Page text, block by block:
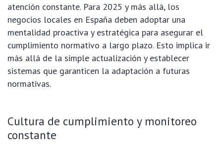
atención constante. Para 2025 y más allá, los
negocios locales en España deben adoptar una
mentalidad proactiva y estratégica para asegurar el
cumplimiento normativo a largo plazo. Esto implica ir
más allá de la simple actualización y establecer
sistemas que garanticen la adaptación a futuras
normativas.
Cultura de cumplimiento y monitoreo
constante